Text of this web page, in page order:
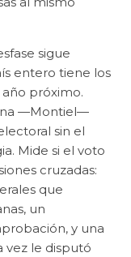
sigue
entero tiene los
próximo.
—Montiel—
sin el
Mide si el voto
cruzadas:
que
un
y una
vez le disputó